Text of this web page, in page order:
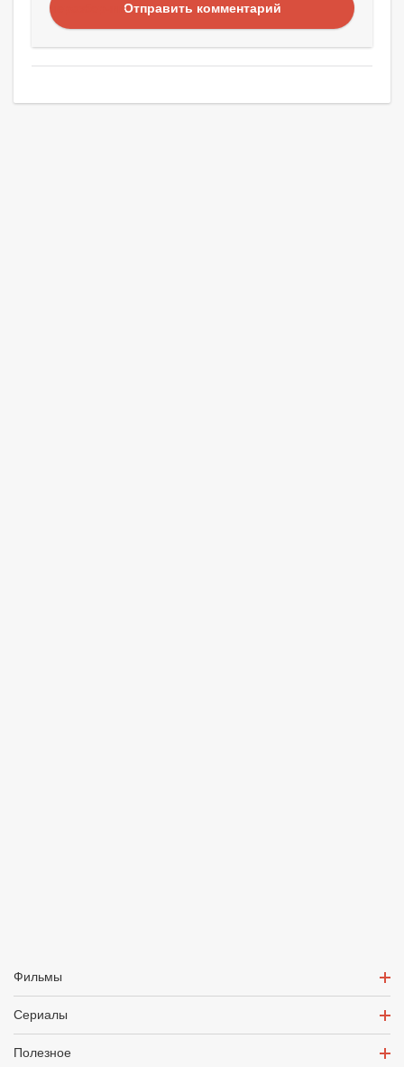
Отправить комментарий
Фильмы
Сериалы
Полезное